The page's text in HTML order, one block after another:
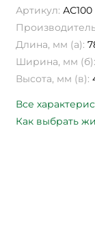
Артикул: АС100
Длина, мм (а):
Ширина, мм (б):
Высота, мм (в):
Все
Как выбрать